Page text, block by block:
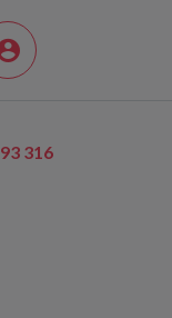
93 316